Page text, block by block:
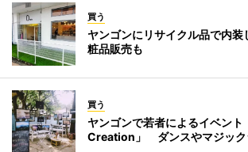
買う
ヤンゴンにリサイクル品で内
粧品販売も
買う
ヤンゴンで若者によるイベン
Creation」 ダンスやマジック